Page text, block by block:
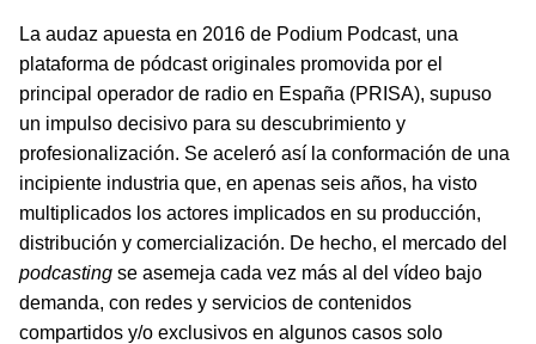
La audaz apuesta en 2016 de Podium Podcast, una
plataforma de pódcast originales promovida por el
principal operador de radio en España (PRISA), supuso
un impulso decisivo para su descubrimiento y
profesionalización. Se aceleró así la conformación de una
incipiente industria que, en apenas seis años, ha visto
multiplicados los actores implicados en su producción,
distribución y comercialización. De hecho, el mercado del
podcasting se asemeja cada vez más al del vídeo bajo
demanda, con redes y servicios de contenidos
compartidos y/o exclusivos en algunos casos solo